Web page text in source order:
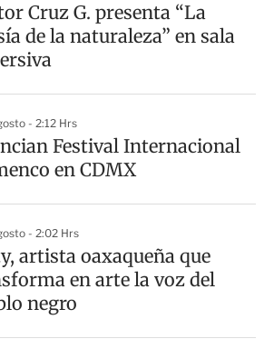
Cruz G. presenta “La
de la naturaleza” en sala
- 2:12 Hrs
Festival Internacional
en CDMX
- 2:02 Hrs
artista oaxaqueña que
en arte la voz del
negro